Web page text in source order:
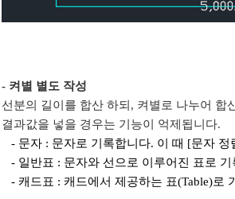
- 켜별 별도 작성
선분의 길이를 합산 하되, 켜별로 나누어 합
결과값을 넣을 경우는 기능이 억제됩니다.
- 문자 : 문자로 기록합니다. 이 때 [문자 정
- 일반표 : 문자와 선으로 이루어진 표로 기
- 캐드표 : 캐드에서 제공하는 표(Table)로